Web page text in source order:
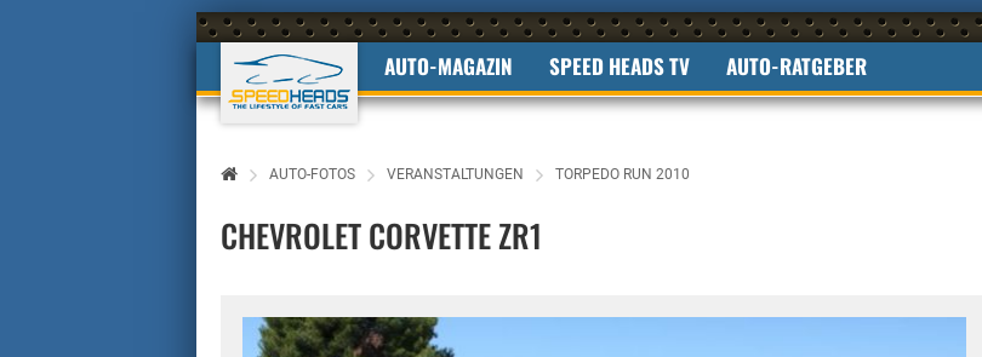
AUTO-MAGAZIN SPEED HEADS TV AUTO-RATGEBER
AUTO-FOTOS VERANSTALTUNGEN TORPEDO RUN 2010
CHEVROLET CORVETTE ZR1